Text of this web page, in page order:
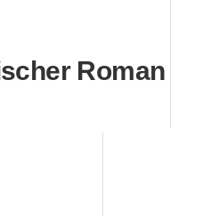
Roman